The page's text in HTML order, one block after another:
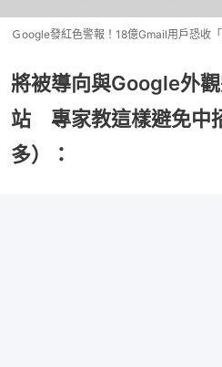
Ｇoogle發紅色警報！18億Gmail用戶恐收
將被導向與Google外
站 專家教這樣避免中
多）：